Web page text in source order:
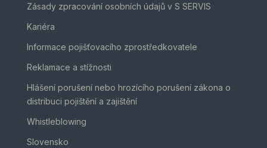
Zásady zpracování osobních údajů v S SERVIS
Kariéra
Informace pojišťovacího zprostředkovatele
Reklamace a stížnosti
Hlášení porušení nebo hrozícího porušení zákona o
distribuci pojištění a zajištění
Whistleblowing
Slovensko